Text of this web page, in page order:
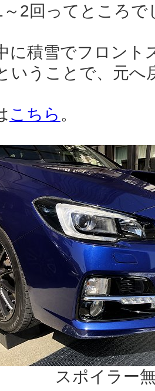
2回ってところで
に積雪でフロント
いうことで、元へ
こちら 。
スポイラー